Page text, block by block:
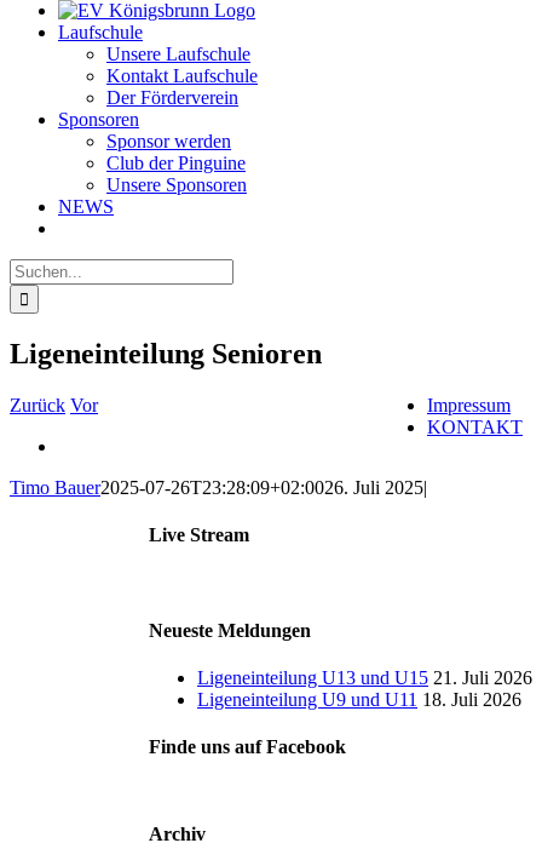
Laufschule
Unsere Laufschule
Kontakt Laufschule
Der Förderverein
Sponsoren
Sponsor werden
Club der Pinguine
Unsere Sponsoren
NEWS
Suche
nach:
Ligeneinteilung Senioren
Zurück Vor
Bild
Timo Bauer2025-07-26T23:28:09+02:0026. Juli 2025|
Live Stream
Neueste Meldungen
Ligeneinteilung U13 und U15 21. Juli 2026
Ligeneinteilung U9 und U11 18. Juli 2026
Finde uns auf Facebook
Archiv
Impressum
KONTAKT